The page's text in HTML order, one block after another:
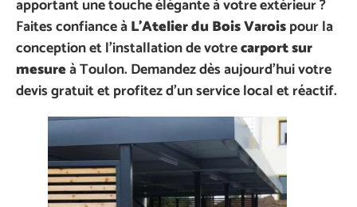
apportant une touche élégante à votre extérieur ?
Faites confiance àL’Atelier du Bois Varoispour la
conception et l’installation de votrecarport sur
mesureà Toulon. Demandez dès aujourd’hui votre
devis gratuit et profitez d’un service local et réactif.